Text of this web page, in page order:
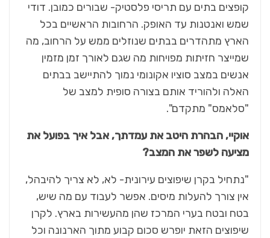
קופצים בתים עם תריסי פלסטיק- שבורים כמובן. דודי
שמש ואנטנות עד האופק. הרחובות הראשיים בכל
הארץ מתהדרים בבתים שנוזלים ממש על הרחוב, מה
שמייצר חזיתות מפויחות מה שגם לאורך זמן מזמין
אנשים במצב סוציו אקונומי נמוך להתיישב בבתים
האלה ולהוריד אותם בצורה סופית למצב של
"סלאמס" מתקדם".
אוקיי, הבהרת היטב את עמדתך, אבל איך בפועל את
מציעה לשפר את המצב?
"נתחיל בקרן שיפוצים עירונית- לא, לא צריך להיבהל,
אין צורך להעלות מיסים. אפשר לעבוד עם מה שיש,
בטח ובטח בערי המרכז שהן מהעשירות בארץ. לקרן
שיפוצים הזאת יופרש סכום קבוע מתוך הארנונה וכל